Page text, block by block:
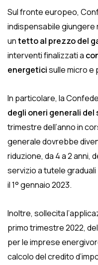
Sul fronte europeo,
indispensabile giungere
untetto al prezzo del
interventi finalizzati a
energeticisulle micro e
In particolare, la
degli oneri generali
trimestre dell’anno in
generale dovrebbe
riduzione, da 4 a 2 anni,
servizio a tutele
il 1° gennaio 2023.
Inoltre, sollecita
primo trimestre 2022, del
per le imprese
calcolo del credito